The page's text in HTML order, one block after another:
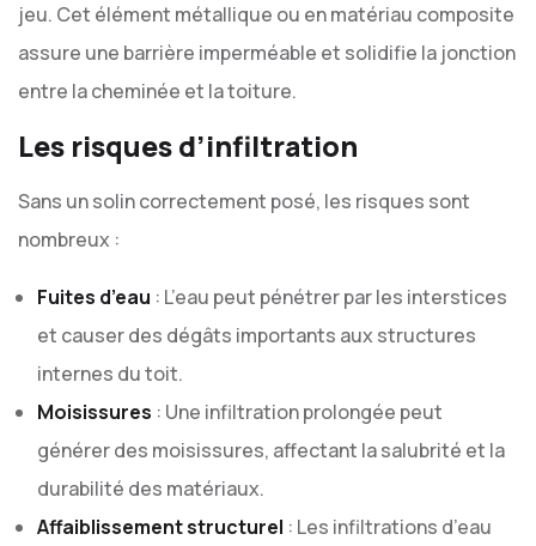
jeu. Cet élément métallique ou en matériau composite
assure une barrière imperméable et solidifie la jonction
entre la cheminée et la toiture.
Les risques d’infiltration
Sans un solin correctement posé, les risques sont
nombreux :
Fuites d’eau : L’eau peut pénétrer par les interstices
et causer des dégâts importants aux structures
internes du toit.
Moisissures : Une infiltration prolongée peut
générer des moisissures, affectant la salubrité et la
durabilité des matériaux.
Affaiblissement structurel : Les infiltrations d’eau